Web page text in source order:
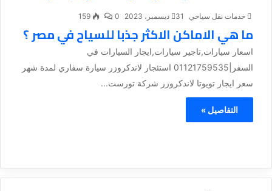
خدمات نقل سياحي 31 ديسمبر، 2023 0
159
ما هي الاماكن الاكثر جذبا للسياح في مصر ؟
اسعار سيارات,تاجير سيارات,ايجار السيارات في
السفر|01121759535 استئجار لاندكروزر سيارة سفاري لمدة شهر
سعر ايجار تويوتا لاندكروزر شركة تورست...
التفاصيل »